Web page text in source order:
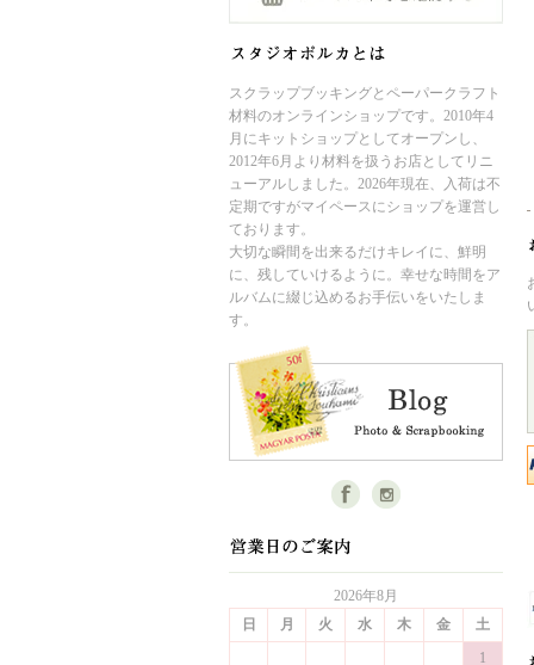
スクラップブッキングとペーパークラフト
材料のオンラインショップです。2010年4
月にキットショップとしてオープンし、
2012年6月より材料を扱うお店としてリニ
ューアルしました。2026年現在、入荷は不
定期ですがマイペースにショップを運営し
ております。
大切な瞬間を出来るだけキレイに、鮮明
に、残していけるように。幸せな時間をア
ルバムに綴じ込めるお手伝いをいたしま
す。
2026年8月
日
月 火 水 木 金
土
1